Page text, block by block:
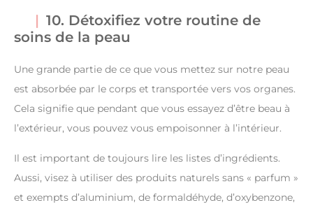
10. Détoxifiez votre routine de
soins de la peau
Une grande partie de ce que vous mettez sur notre peau
est absorbée par le corps et transportée vers vos organes.
Cela signifie que pendant que vous essayez d’être beau à
l’extérieur, vous pouvez vous empoisonner à l’intérieur.
Il est important de toujours lire les listes d’ingrédients.
Aussi, visez à utiliser des produits naturels sans « parfum »
et exempts d’aluminium, de formaldéhyde, d’oxybenzone,